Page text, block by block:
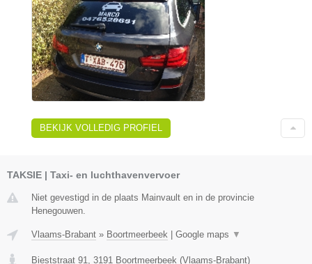
BEKIJK VOLLEDIG PROFIEL
TAKSIE | Taxi- en luchthavenvervoer
Niet gevestigd in de plaats Mainvault en in de provincie
Henegouwen.
Vlaams-Brabant » Boortmeerbeek | Google maps ▼
Bieststraat 91 3191 Boortmeerbeek (Vlaams-Brabant)